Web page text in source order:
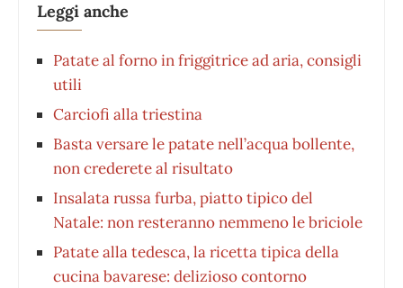
Leggi anche
Patate al forno in friggitrice ad aria, consigli
utili
Carciofi alla triestina
Basta versare le patate nell’acqua bollente,
non crederete al risultato
Insalata russa furba, piatto tipico del
Natale: non resteranno nemmeno le briciole
Patate alla tedesca, la ricetta tipica della
cucina bavarese: delizioso contorno